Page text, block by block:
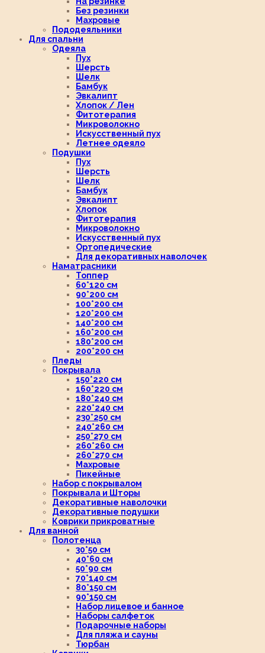
Без резинки
Махровые
Пододеяльники
Для спальни
Одеяла
Пух
Шерсть
Шелк
Бамбук
Эвкалипт
Хлопок / Лен
Фитотерапия
Микроволокно
Искусственный пух
Летнее одеяло
Подушки
Пух
Шерсть
Шелк
Бамбук
Эвкалипт
Хлопок
Фитотерапия
Микроволокно
Искусственный пух
Ортопедические
Для декоративных наволочек
Наматрасники
Топпер
60*120 см
90*200 см
100*200 см
120*200 см
140*200 см
160*200 см
180*200 см
200*200 см
Пледы
Покрывала
150*220 см
160*220 см
180*240 см
220*240 см
230*250 см
240*260 см
250*270 см
260*260 см
260*270 см
Махровые
Пикейные
Набор с покрывалом
Покрывала и Шторы
Декоративные наволочки
Декоративные подушки
Коврики прикроватные
Для ванной
Полотенца
30*50 см
40*60 см
50*90 см
70*140 см
80*150 см
90*150 см
Набор лицевое и банное
Наборы салфеток
Подарочные наборы
Для пляжа и сауны
Тюрбан